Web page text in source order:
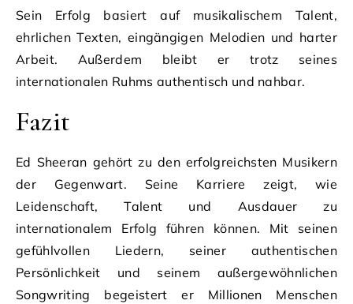
Sein Erfolg basiert auf musikalischem Talent,
ehrlichen Texten, eingängigen Melodien und harter
Arbeit. Außerdem bleibt er trotz seines
internationalen Ruhms authentisch und nahbar.
Fazit
Ed Sheeran gehört zu den erfolgreichsten Musikern
der Gegenwart. Seine Karriere zeigt, wie
Leidenschaft, Talent und Ausdauer zu
internationalem Erfolg führen können. Mit seinen
gefühlvollen Liedern, seiner authentischen
Persönlichkeit und seinem außergewöhnlichen
Songwriting begeistert er Millionen Menschen